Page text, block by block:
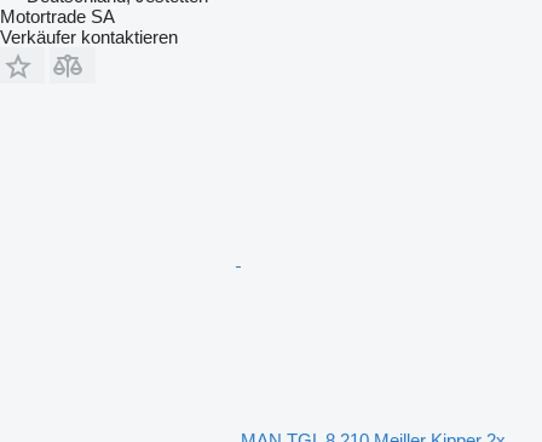
Motortrade SA
Verkäufer kontaktieren